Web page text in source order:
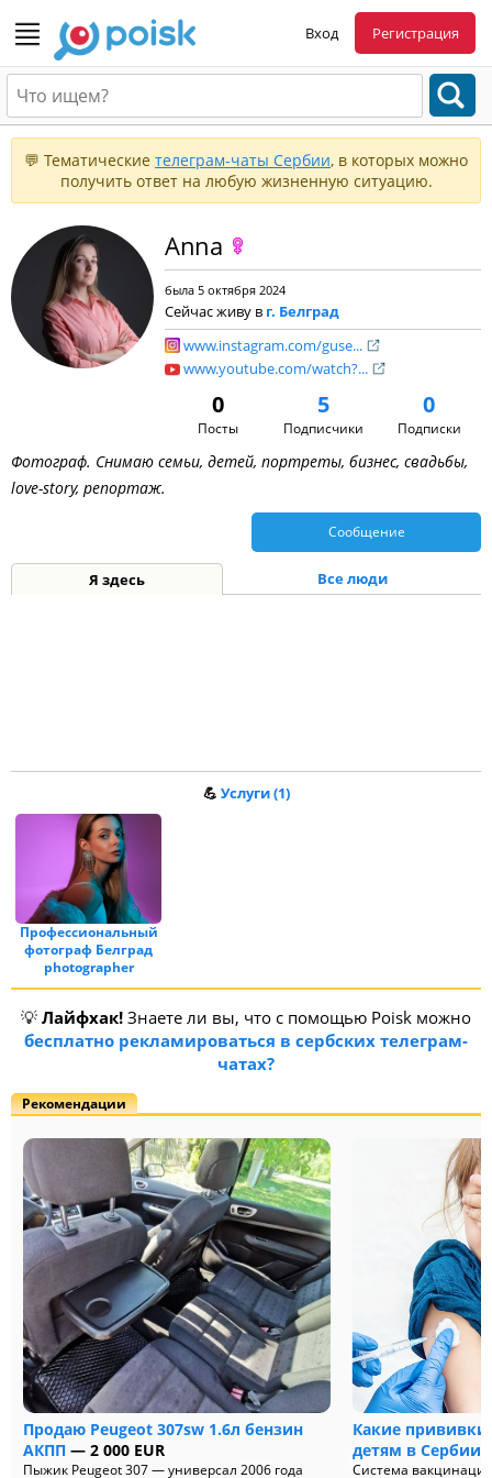
Вход Регистрация
💬 Тематические телеграм-чаты Сербии, в которых можно
получить ответ на любую жизненную ситуацию.
Anna
была 5 октября 2024
Сейчас живу в г. Белград
www.instagram.com/guse...
www.youtube.com/watch?...
0
Посты
5
Подписчики
0
Подписки
Фотограф. Снимаю семьи, детей, портреты, бизнес, свадьбы,
love-story, репортаж.
Сообщение
Я здесь Все люди
💪 Услуги (1)
Профессиональный
фотограф Белград
photographer
💡 Лайфхак! Знаете ли вы, что с помощью Poisk можно
бесплатно рекламироваться в сербских телеграм-
чатах?
Рекомендации
Продаю Peugeot 307sw 1.6л бензин
АКПП— 2 000 EUR
Пыжик Peugeot 307 — универсал 2006 года
Какие прививки
детям в Сербии
Система